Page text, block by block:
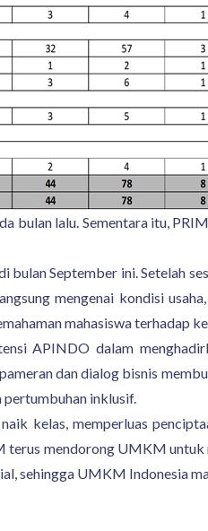
bulan lalu. Sementara itu,
September ini. Setelah
mengenai kondisi
mahasiswa terhadap
APINDO dalam
dan dialog bisnis
pertumbuhan inklusif.
kelas, memperluas
mendorong UMKM
sehingga UMKM Indonesia